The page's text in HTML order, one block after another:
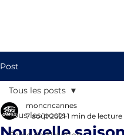
Post
Tous les posts
Tous les posts
moncncannes
7 août 2021 1 min de lecture